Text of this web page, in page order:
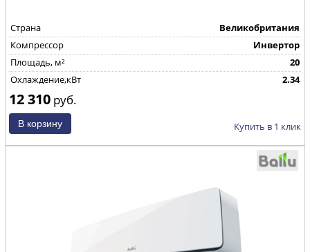
Страна
Великобритания
Компрессор
Инвертор
Площадь, м²
20
Охлаждение,кВт
2.34
12 310 руб.
Купить в 1 клик